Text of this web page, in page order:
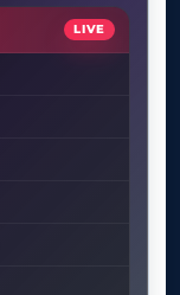
LIVE
LIVE